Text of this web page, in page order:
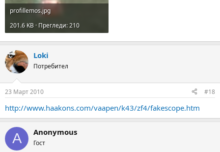
profillemos.jpg
201.6 KB · Прегледи: 210
Loki
Потребител
23 Март 2010 #18
http://www.haakons.com/vaapen/k43/zf4/fakescope.htm
A Anonymous
Гост